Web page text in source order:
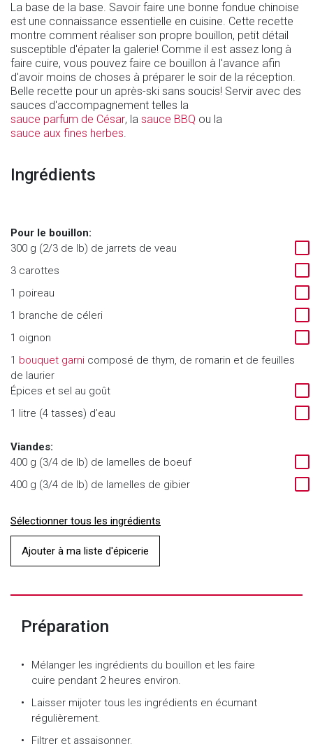
La base de la base. Savoir faire une bonne fondue chinoise
est une connaissance essentielle en cuisine. Cette recette
montre comment réaliser son propre bouillon, petit détail
susceptible d'épater la galerie! Comme il est assez long à
faire cuire, vous pouvez faire ce bouillon à l'avance afin
d'avoir moins de choses à préparer le soir de la réception.
Belle recette pour un après-ski sans soucis! Servir avec des
sauces d'accompagnement telles la
sauce parfum de César, la sauce BBQ ou la
sauce aux fines herbes.
Ingrédients
Pour le bouillon:
300 g (2/3 de lb) de jarrets de veau
3 carottes
1 poireau
1 branche de céleri
1 oignon
1 bouquet garni composé de thym, de romarin et de feuilles
de laurier
Épices et sel au goût
1 litre (4 tasses) d’eau
Viandes:
400 g (3/4 de lb) de lamelles de boeuf
400 g (3/4 de lb) de lamelles de gibier
Sélectionner tous les ingrédients
Ajouter à ma liste d'épicerie
Préparation
Mélanger les ingrédients du bouillon et les faire
cuire pendant 2 heures environ.
Laisser mijoter tous les ingrédients en écumant
régulièrement.
Filtrer et assaisonner.